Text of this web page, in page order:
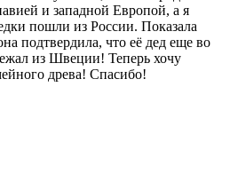
и западной Европой, а я
пошли из России. Показала
подтвердила, что её дед еще во
из Швеции! Теперь хочу
древа! Спасибо!